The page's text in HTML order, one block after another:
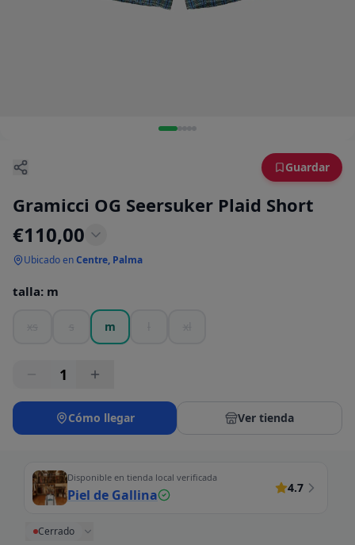
Guardar
Gramicci OG Seersuker Plaid Short
€110,00
Ubicado enCentre, Palma
talla: m
m
1
Cómo llegar Ver tienda
Disponible en tienda local verificada
Piel de Gallina 4.7
Cerrado